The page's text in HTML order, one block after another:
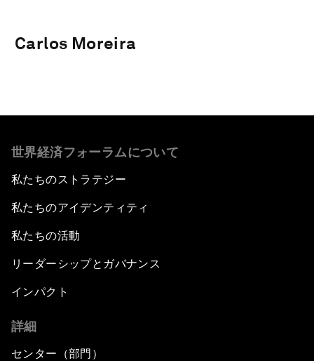
Carlos Moreira
世界経済フォーラムについて
私たちのストラテジー
私たちのアイデンティティ
私たちの活動
リーダーシップとガバナンス
インパクト
詳細
センター（部門）